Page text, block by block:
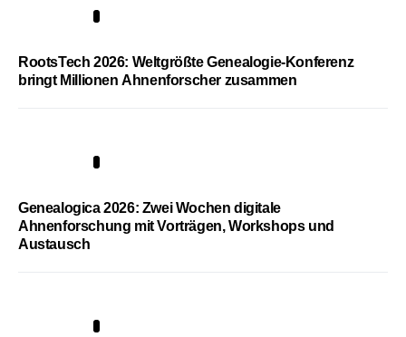
RootsTech 2026: Weltgrößte Genealogie-Konferenz
bringt Millionen Ahnenforscher zusammen
Genealogica 2026: Zwei Wochen digitale
Ahnenforschung mit Vorträgen, Workshops und
Austausch